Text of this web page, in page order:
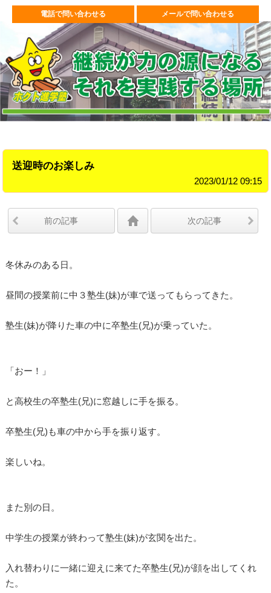
電話で問い合わせる メールで問い合わせる
送迎時のお楽しみ
2023/01/12 09:15
前の記事 次の記事
冬休みのある日。
昼間の授業前に中３塾生(妹)が車で送ってもらってきた。
塾生(妹)が降りた車の中に卒塾生(兄)が乗っていた。
「おー！」
と高校生の卒塾生(兄)に窓越しに手を振る。
卒塾生(兄)も車の中から手を振り返す。
楽しいね。
また別の日。
中学生の授業が終わって塾生(妹)が玄関を出た。
入れ替わりに一緒に迎えに来てた卒塾生(兄)が顔を出してくれ
た。